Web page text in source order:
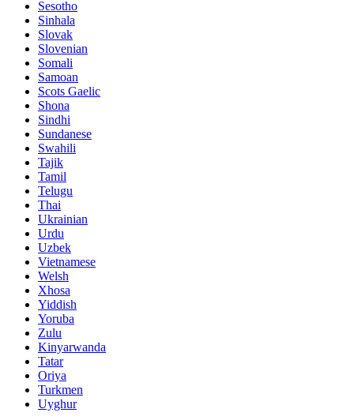
Sesotho
Sinhala
Slovak
Slovenian
Somali
Samoan
Scots Gaelic
Shona
Sindhi
Sundanese
Swahili
Tajik
Tamil
Telugu
Thai
Ukrainian
Urdu
Uzbek
Vietnamese
Welsh
Xhosa
Yiddish
Yoruba
Zulu
Kinyarwanda
Tatar
Oriya
Turkmen
Uyghur